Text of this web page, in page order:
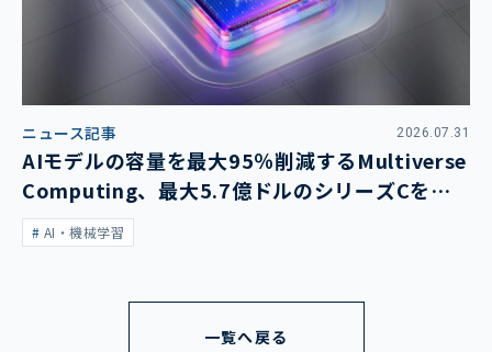
ニュース記事 2026.07.31
AIモデルの容量を最大95％削減するMultiverse
Computing、最大5.7億ドルのシリーズCを発
表AI・機械学習
一覧へ戻る